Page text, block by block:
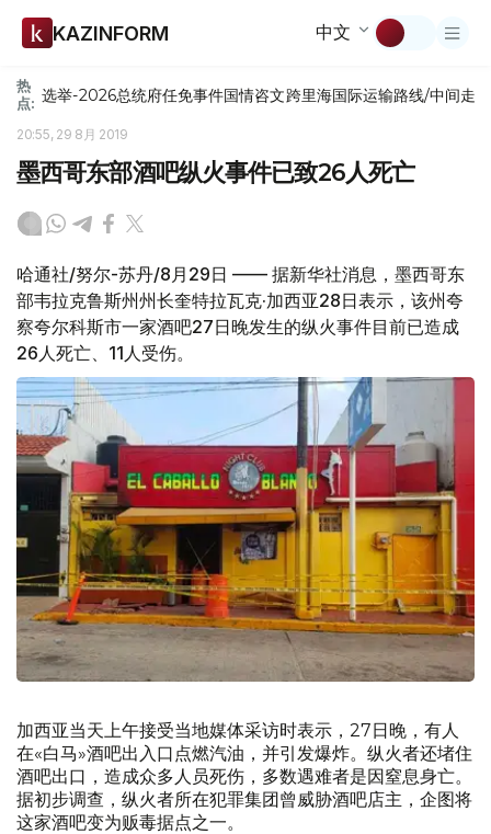
KAZINFORM 中文
热
点: 选举-2026总统府任免事件国情咨文跨里海国际运输路线/中间走廊
20:55, 29 8月 2019
墨西哥东部酒吧纵火事件已致26人死亡
哈通社/努尔-苏丹/8月29日 —— 据新华社消息，墨西哥东
部韦拉克鲁斯州州长奎特拉瓦克·加西亚28日表示，该州夸
察夸尔科斯市一家酒吧27日晚发生的纵火事件目前已造成
26人死亡、11人受伤。
加西亚当天上午接受当地媒体采访时表示，27日晚，有人
在«白马»酒吧出入口点燃汽油，并引发爆炸。纵火者还堵住
酒吧出口，造成众多人员死伤，多数遇难者是因窒息身亡。
据初步调查，纵火者所在犯罪集团曾威胁酒吧店主，企图将
这家酒吧变为贩毒据点之一。